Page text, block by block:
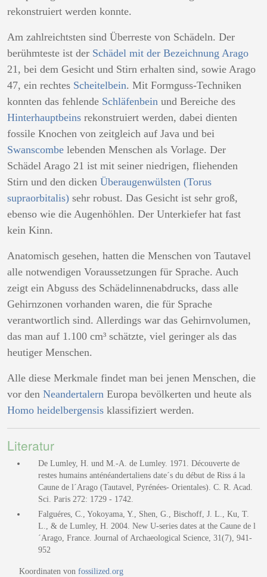
rekonstruiert werden konnte.
Am zahlreichtsten sind Überreste von Schädeln. Der
berühmteste ist der Schädel mit der Bezeichnung Arago
21, bei dem Gesicht und Stirn erhalten sind, sowie Arago
47, ein rechtes Scheitelbein. Mit Formguss-Techniken
konnten das fehlende Schläfenbein und Bereiche des
Hinterhauptbeins rekonstruiert werden, dabei dienten
fossile Knochen von zeitgleich auf Java und bei
Swanscombe lebenden Menschen als Vorlage. Der
Schädel Arago 21 ist mit seiner niedrigen, fliehenden
Stirn und den dicken Überaugenwülsten (Torus
supraorbitalis) sehr robust. Das Gesicht ist sehr groß,
ebenso wie die Augenhöhlen. Der Unterkiefer hat fast
kein Kinn.
Anatomisch gesehen, hatten die Menschen von Tautavel
alle notwendigen Voraussetzungen für Sprache. Auch
zeigt ein Abguss des Schädelinnenabdrucks, dass alle
Gehirnzonen vorhanden waren, die für Sprache
verantwortlich sind. Allerdings war das Gehirnvolumen,
das man auf 1.100 cm³ schätzte, viel geringer als das
heutiger Menschen.
Alle diese Merkmale findet man bei jenen Menschen, die
vor den Neandertalern Europa bevölkerten und heute als
Homo heidelbergensis klassifiziert werden.
Literatur
De Lumley, H. und M.-A. de Lumley. 1971. Découverte de
restes humains anténéandertaliens date´s du début de Riss á la
Caune de l´Arago (Tautavel, Pyrénées- Orientales). C. R. Acad.
Sci. Paris 272: 1729 - 1742.
Falguéres, C., Yokoyama, Y., Shen, G., Bischoff, J. L., Ku, T.
L., & de Lumley, H. 2004. New U-series dates at the Caune de l
´Arago, France. Journal of Archaeological Science, 31(7), 941-
952
Koordinaten von fossilized.org